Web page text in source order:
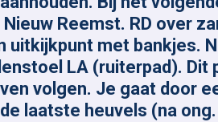
Reemst. RD over
uitkijkpunt met bankjes.
LA (ruiterpad). Dit
volgen. Je gaat door
laatste heuvels (na